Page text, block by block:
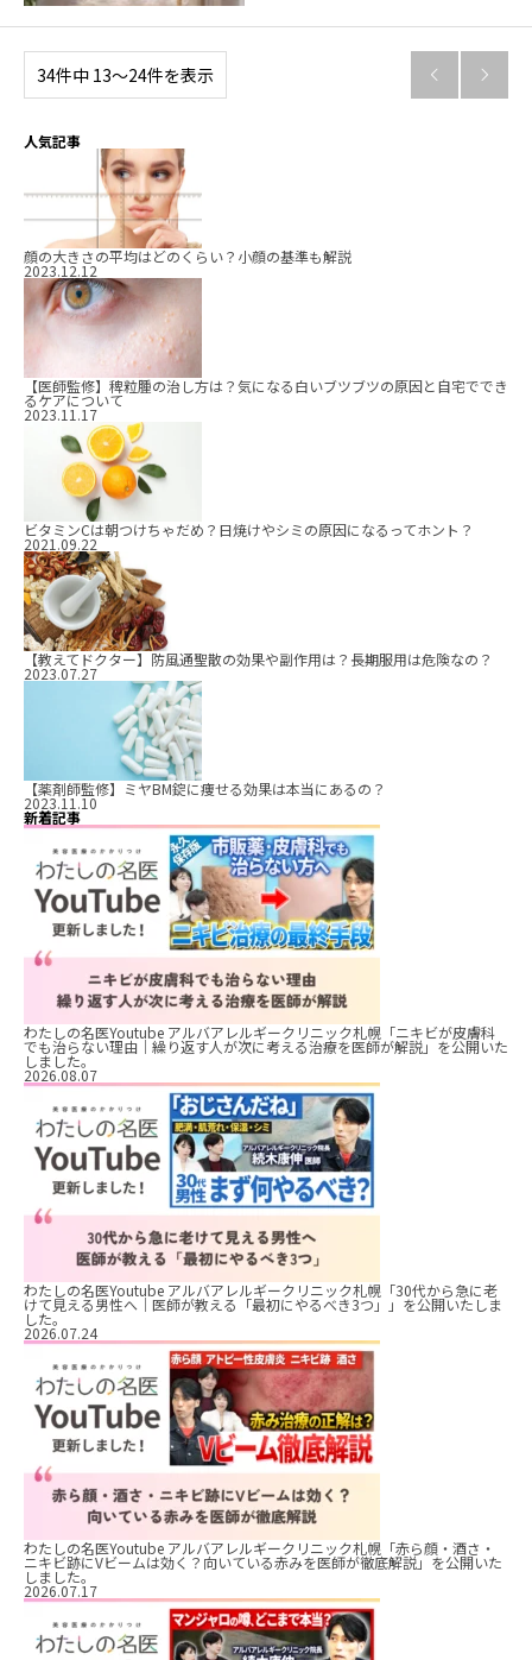
34件中 13〜24件を表示  
人気記事
顔の大きさの平均はどのくらい？小顔の基準も解説
2023.12.12
【医師監修】稗粒腫の治し方は？気になる白いブツブツの原因と自宅ででき
るケアについて
2023.11.17
ビタミンCは朝つけちゃだめ？日焼けやシミの原因になるってホント？
2021.09.22
【教えてドクター】防風通聖散の効果や副作用は？長期服用は危険なの？
2023.07.27
【薬剤師監修】ミヤBM錠に痩せる効果は本当にあるの？
2023.11.10
新着記事
わたしの名医Youtube アルバアレルギークリニック札幌「ニキビが皮膚科
でも治らない理由｜繰り返す人が次に考える治療を医師が解説」を公開いた
しました。
2026.08.07
わたしの名医Youtube アルバアレルギークリニック札幌「30代から急に老
けて見える男性へ｜医師が教える「最初にやるべき3つ」」を公開いたしま
した。
2026.07.24
わたしの名医Youtube アルバアレルギークリニック札幌「赤ら顔・酒さ・
ニキビ跡にVビームは効く？向いている赤みを医師が徹底解説」を公開いた
しました。
2026.07.17